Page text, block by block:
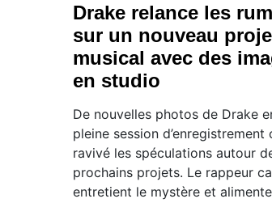
Drake relance les
sur un nouveau
musical avec des
en studio
De nouvelles photos de Drake
pleine session d’enregistrement
ravivé les spéculations autour
prochains projets. Le rappeur
entretient le mystère et alimente